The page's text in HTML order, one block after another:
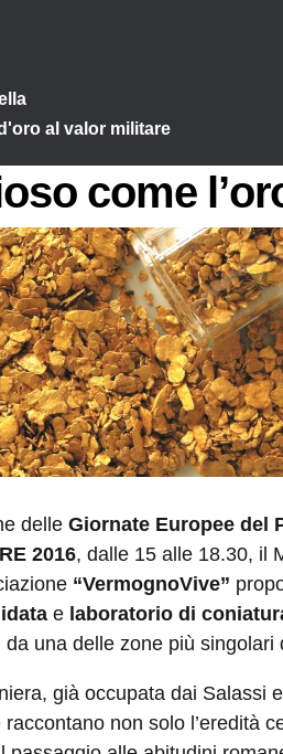
al valor militare
come
delle Giornate Europee del
2016, dalle 15 alle 18.30, il
“VermognoVive”
e laboratorio di
da una delle zone più singolari
già occupata dai Salassi
non solo l’eredità